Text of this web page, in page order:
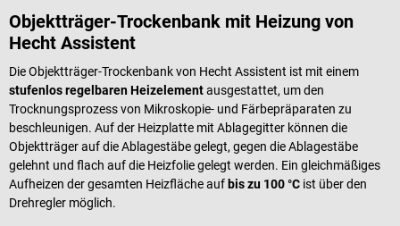
Objektträger-Trockenbank mit Heizung von
Hecht Assistent
Die Objektträger-Trockenbank von Hecht Assistent ist mit einem
stufenlos regelbaren Heizelementausgestattet, um den
Trocknungsprozess von Mikroskopie- und Färbepräparaten zu
beschleunigen. Auf der Heizplatte mit Ablagegitter können die
Objektträger auf die Ablagestäbe gelegt, gegen die Ablagestäbe
gelehnt und flach auf die Heizfolie gelegt werden. Ein gleichmäßiges
Aufheizen der gesamten Heizfläche auf bis zu 100 °C ist über den
Drehregler möglich.